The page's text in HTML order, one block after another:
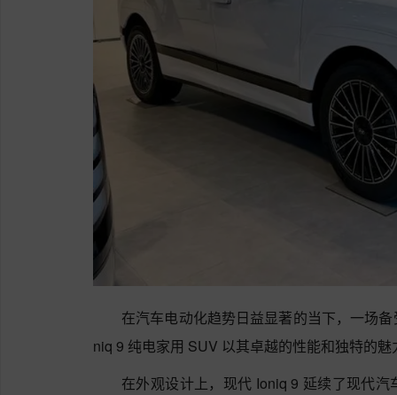
在汽车电动化趋势日益显著的当下，一场
niq 9 纯电家用 SUV 以其卓越的性能和独特的
在外观设计上，现代 Ioniq 9 延续了现代